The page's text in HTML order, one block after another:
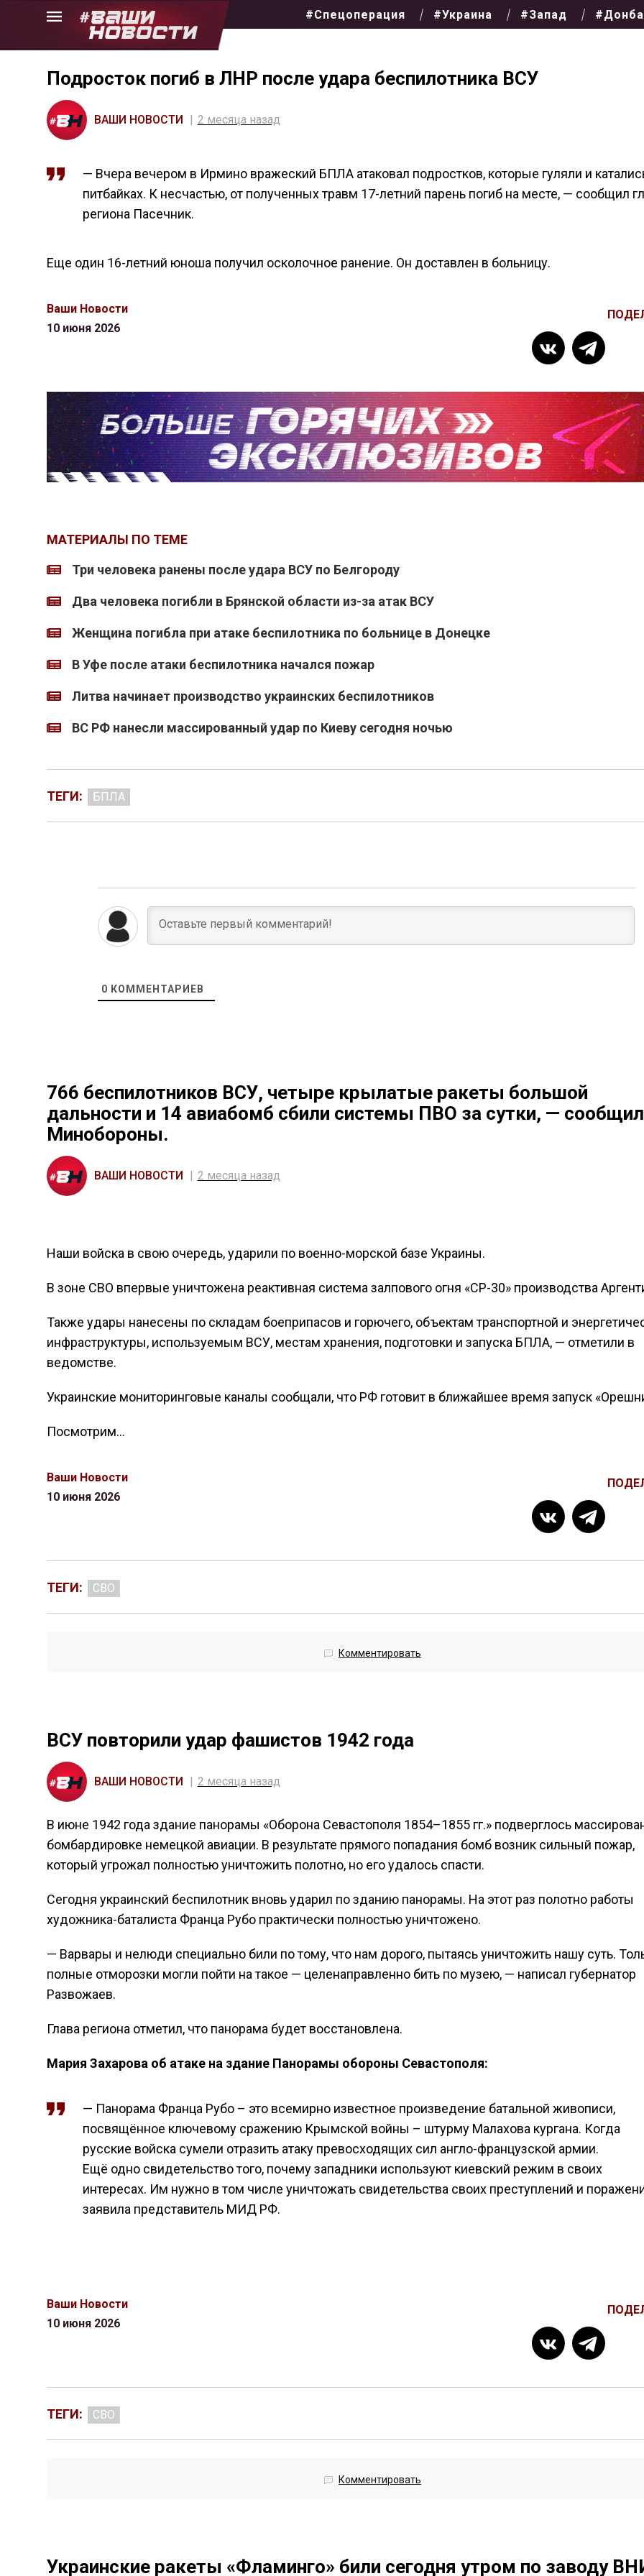
Skip
#Спецоперация #Украина #Запад
Подросток погиб в ЛНР после удара беспилотника ВСУ
ВАШИ НОВОСТИ 2 месяца назад
— Вчера вечером в Ирмино вражеский БПЛА атаковал подростков, которые гуляли и
питбайках. К несчастью, от полученных травм 17-летний парень погиб на месте, — сообщил
региона Пасечник.
Еще один 16-летний юноша получил осколочное ранение. Он доставлен в больницу.
Ваши Новости
10 июня 2026
МАТЕРИАЛЫ ПО ТЕМЕ
Три человека ранены после удара ВСУ по Белгороду
Два человека погибли в Брянской области из-за атак ВСУ
Женщина погибла при атаке беспилотника по больнице в Донецке
В Уфе после атаки беспилотника начался пожар
Литва начинает производство украинских беспилотников
ВС РФ нанесли массированный удар по Киеву сегодня ночью
ТЕГИ: БПЛА
0 КОММЕНТАРИЕВ
766 беспилотников ВСУ, четыре крылатые ракеты большой
дальности и 14 авиабомб сбили системы ПВО за сутки, —
Минобороны.
ВАШИ НОВОСТИ 2 месяца назад
Наши войска в свою очередь, ударили по военно-морской базе Украины.
В зоне СВО впервые уничтожена реактивная система залпового огня «СР-30» производства
Также удары нанесены по складам боеприпасов и горючего, объектам транспортной и
инфраструктуры, используемым ВСУ, местам хранения, подготовки и запуска БПЛА, — отметили в
ведомстве.
Украинские мониторинговые каналы сообщали, что РФ готовит в ближайшее время запуск
Посмотрим…
Ваши Новости
10 июня 2026
ТЕГИ: СВО
Комментировать
ВСУ повторили удар фашистов 1942 года
ВАШИ НОВОСТИ 2 месяца назад
В июне 1942 года здание панорамы «Оборона Севастополя 1854–1855 гг.» подверглось
бомбардировке немецкой авиации. В результате прямого попадания бомб возник сильный пожар,
который угрожал полностью уничтожить полотно, но его удалось спасти.
Сегодня украинский беспилотник вновь ударил по зданию панорамы. На этот раз полотно работы
художника-баталиста Франца Рубо практически полностью уничтожено.
— Варвары и нелюди специально били по тому, что нам дорого, пытаясь уничтожить нашу суть.
полные отморозки могли пойти на такое — целенаправленно бить по музею, — написал губернатор
Развожаев.
Глава региона отметил, что панорама будет восстановлена.
Мария Захарова об атаке на здание Панорамы обороны Севастополя:
— Панорама Франца Рубо – это всемирно известное произведение батальной живописи,
посвящённое ключевому сражению Крымской войны – штурму Малахова кургана. Когда
русские войска сумели отразить атаку превосходящих сил англо-французской армии.
Ещё одно свидетельство того, почему западники используют киевский режим в своих
интересах. Им нужно в том числе уничтожать свидетельства своих преступлений и
заявила представитель МИД РФ.
Ваши Новости
10 июня 2026
ТЕГИ: СВО
Комментировать
Украинские ракеты «Фламинго» били сегодня утром по заводу